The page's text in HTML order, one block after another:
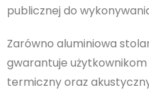
publicznej do
Zarówno aluminiowa
gwarantuje
termiczny oraz